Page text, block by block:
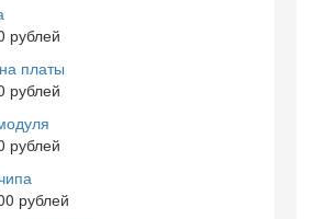
рублей
платы
рублей
рублей
рублей